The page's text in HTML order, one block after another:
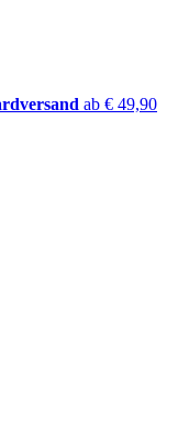
ab € 49,90